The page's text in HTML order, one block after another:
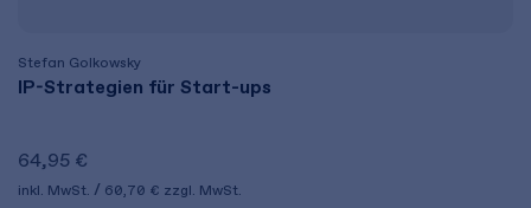
Stefan Golkowsky
IP-Strategien für Start-ups
64,95 €
inkl. MwSt. 60,70 € zzgl. MwSt.